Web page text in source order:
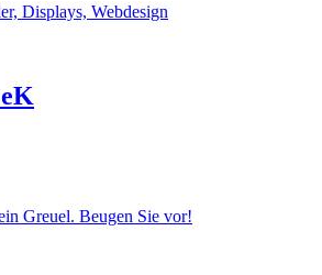
Displays, Webdesign
Greuel. Beugen Sie vor!